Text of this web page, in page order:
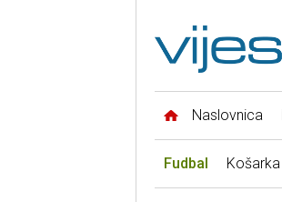
Naslovnica
Fudbal Košarka